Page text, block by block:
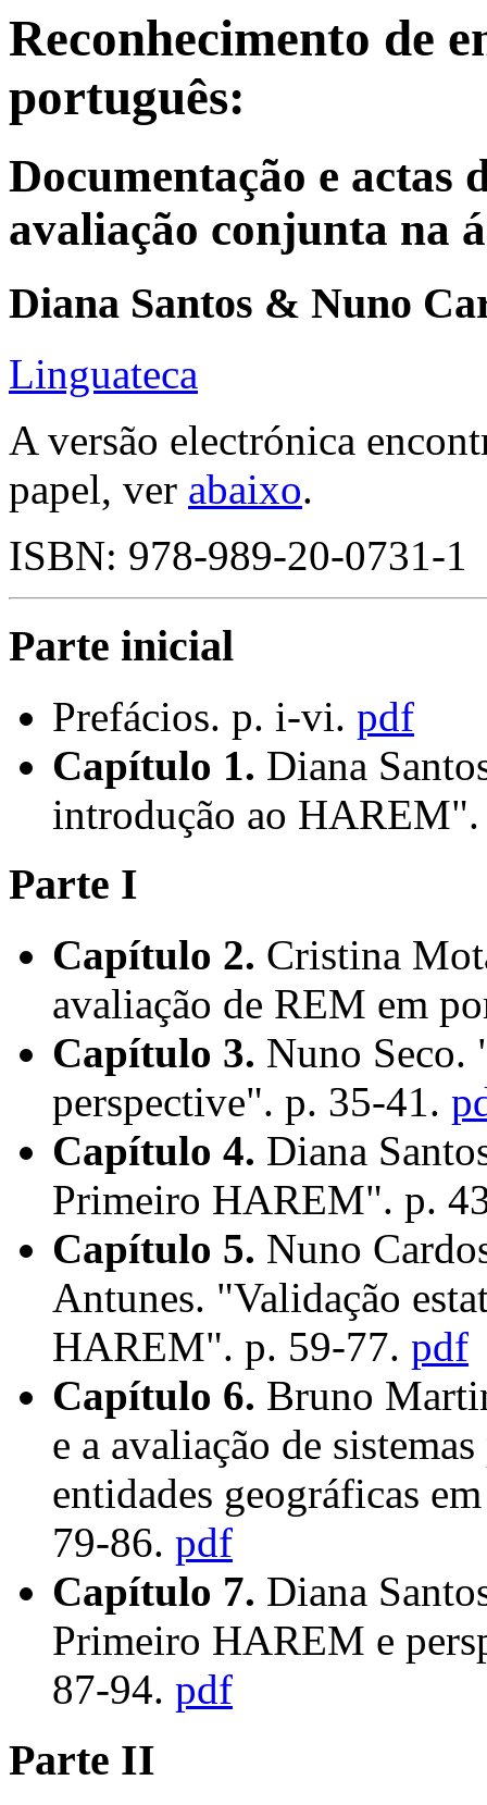
Reconhecimento de
português:
Documentação e
avaliação conjunta na
Diana Santos & Nuno
Linguateca
A versão electrónica
papel, ver abaixo.
ISBN: 978-989-20-0731-1
Parte inicial
Prefácios. p. i-vi. pdf
Capítulo 1. Diana
introdução ao
Parte I
Capítulo 2. Cristina
avaliação de REM em
Capítulo 3. Nuno
perspective". p. 35-41.
Capítulo 4. Diana
Primeiro HAREM". p.
Capítulo 5. Nuno
Antunes. "Validação
HAREM". p. 59-77. pdf
Capítulo 6. Bruno
e a avaliação de
entidades geográficas
79-86. pdf
Capítulo 7. Diana
Primeiro HAREM e
87-94. pdf
Parte II